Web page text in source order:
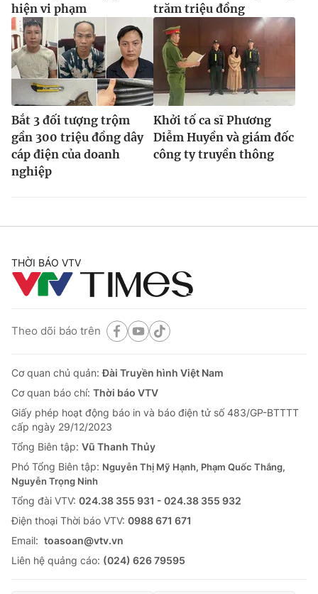
hiện vi phạm
trăm triệu đồng
Bắt 3 đối tượng trộm
gần 300 triệu đồng dây
cáp điện của doanh
nghiệp
Khởi tố ca sĩ Phương
Diễm Huyền và giám đốc
công ty truyền thông
THỜI BÁO VTV
Theo dõi báo trên
Cơ quan chủ quản:Đài Truyền hình Việt Nam
Cơ quan báo chí: Thời báo VTV
Giấy phép hoạt động báo in và báo điện tử số 483/GP-BTTTT
cấp ngày 29/12/2023
Tổng Biên tập: Vũ Thanh Thủy
Phó Tổng Biên tập: Nguyễn Thị Mỹ Hạnh, Phạm Quốc Thắng,
Nguyễn Trọng Ninh
Tổng đài VTV: 024.38 355 931 - 024.38 355 932
Ðiện thoại Thời báo VTV: 0988 671 671
Email: toasoan@vtv.vn
Liên hệ quảng cáo: (024) 626 79595